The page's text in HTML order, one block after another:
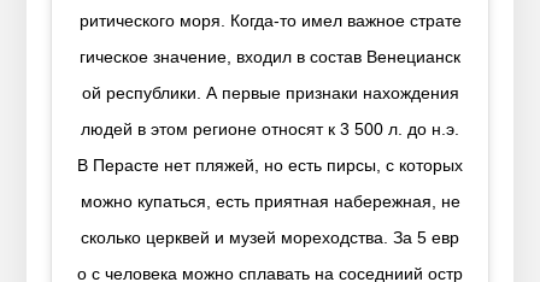
ритического моря. Когда-то имел важное страте
гическое значение, входил в состав Венецианск
ой республики. А первые признаки нахождения
людей в этом регионе относят к 3 500 л. до н.э.
В Перасте нет пляжей, но есть пирсы, с которых
можно купаться, есть приятная набережная, не
сколько церквей и музей мореходства. За 5 евр
о с человека можно сплавать на соседниий остр